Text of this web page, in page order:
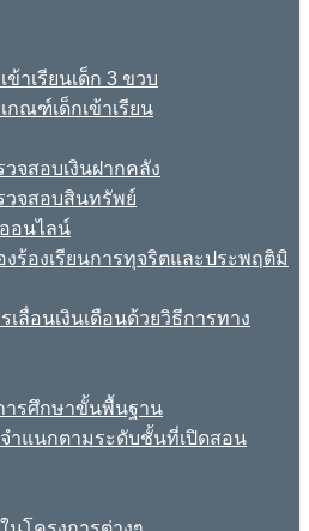
ข้าเรียนเด็ก 3 ขวบ
กณฑ์เด็กเข้าเรียน
จสอบเงินฝากคลัง
วจสอบสินทรัพย์
อนไลน์
งร้องเรียนการทุจริตและประพฤติมิ
เลื่อนเงินเดือนด้วยวิธีการทาง
ารศึกษาขั้นพื้นฐาน
ำแนกตามระดับชั้นที่เปิดสอน